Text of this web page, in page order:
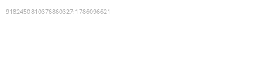
9182450810376860327:1786096621